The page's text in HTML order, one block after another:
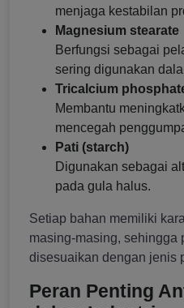
menjaga kestabilan
Magnesium stearate
Berfungsi sebagai
sering digunakan
Tricalcium
Membantu
mencegah
Pati (starch)
Digunakan sebagai
pada gula halus.
Setiap bahan memiliki
masing-masing, sehingga
disesuaikan dengan jenis
Peran Penting